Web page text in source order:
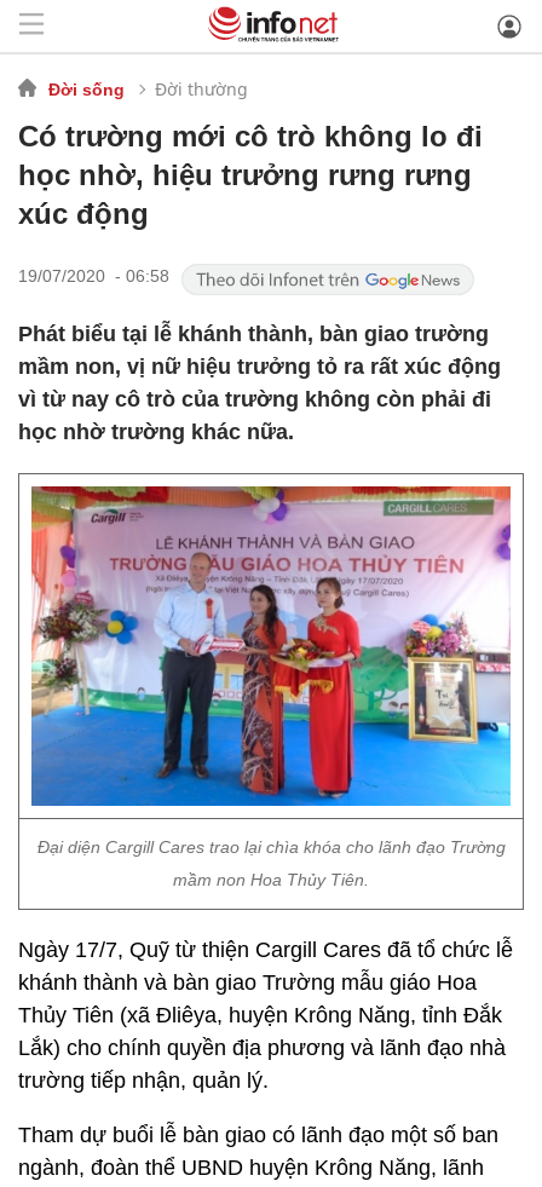
Đời sống Đời thường
Có trường mới cô trò không lo đi
học nhờ, hiệu trưởng rưng rưng
xúc động
19/07/2020 - 06:58
Phát biểu tại lễ khánh thành, bàn giao trường
mầm non, vị nữ hiệu trưởng tỏ ra rất xúc động
vì từ nay cô trò của trường không còn phải đi
học nhờ trường khác nữa.
Đại diện Cargill Cares trao lại chìa khóa cho lãnh đạo Trường
mầm non Hoa Thủy Tiên.
Ngày 17/7, Quỹ từ thiện Cargill Cares đã tổ chức lễ
khánh thành và bàn giao Trường mẫu giáo Hoa
Thủy Tiên (xã Đliêya, huyện Krông Năng, tỉnh Đắk
Lắk) cho chính quyền địa phương và lãnh đạo nhà
trường tiếp nhận, quản lý.
Tham dự buổi lễ bàn giao có lãnh đạo một số ban
ngành, đoàn thể UBND huyện Krông Năng, lãnh